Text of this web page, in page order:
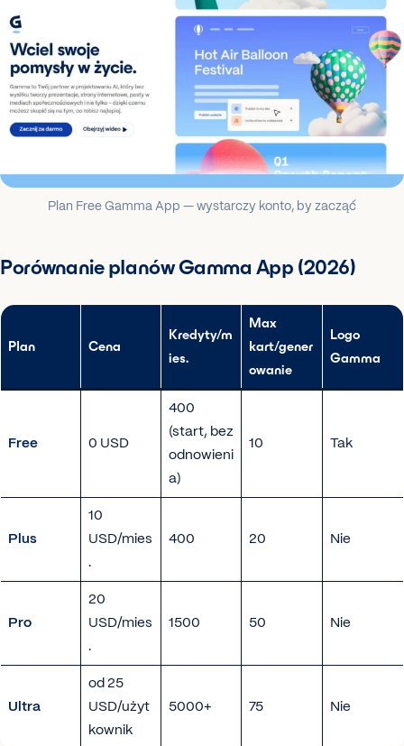
Plan Free Gamma App — wystarczy konto, by zacząć
Porównanie planów Gamma App (2026)
Plan Cena
Kredyty/m
ies.
Max
kart/gener
owanie
Logo
Gamma
Free 0 USD
400
(start, bez
odnowieni
a)
10 Tak
Plus
10
USD/mies
.
400 20 Nie
Pro
20
USD/mies
.
1500 50 Nie
Ultra
od 25
USD/użyt
kownik
5000+ 75 Nie